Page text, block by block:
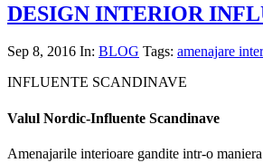
DESIGN INTERIOR
Sep 8, 2016 In: BLOG Tags: amenajare
INFLUENTE SCANDINAVE
Valul Nordic-Influente Scandinave
Amenajarile interioare gandite intr-o